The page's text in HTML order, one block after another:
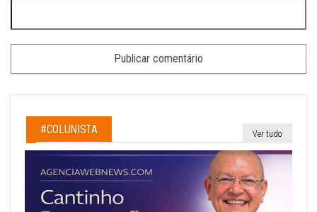
#COLUNISTA Ver tudo